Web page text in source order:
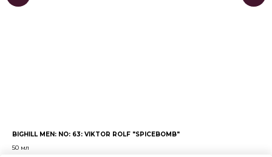
BIGHILL MEN: NO: 63: VIKTOR ROLF "SPICEBOMB"
50 мл